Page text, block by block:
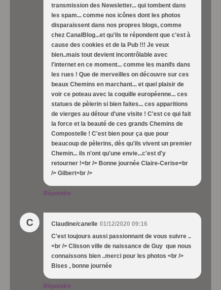
transmission des Newsletter... qui tombent dans
les spam... comme nos icônes dont les photos
disparaissent dans nos propres blogs, comme
chez CanalBlog...et qu'ils te répondent que c'est à
cause des cookies et de la Pub !!! Je veux
bien..mais tout devient incontrôlable avec
l'internet en ce moment... comme les manifs dans
les rues ! Que de merveilles on découvre sur ces
beaux Chemins en marchant... et quel plaisir de
voir ce poteau avec la coquille européenne... ces
statues de pèlerin si bien faites... ces apparitions
de vierges au détour d'une visite ! C'est ce qui fait
la force et la beauté de ces grands Chemins de
Compostelle ! C'est bien pour ça que pour
beaucoup de pèlerins, dès qu'ils vivent un premier
Chemin... ils n'ont qu'une envie...c'est d'y
retourner !<br /> Bonne journée Claire-Cerise<br
/> Gilbert<br />
Répondre
C Claudine/canelle 01/12/2020 09:16
C'est toujours aussi passionnant de vous suivre ..
<br /> Clisson ville de naissance de Guy que nous
connaissons bien ..merci pour les photos <br />
Bises , bonne journée
Répondre